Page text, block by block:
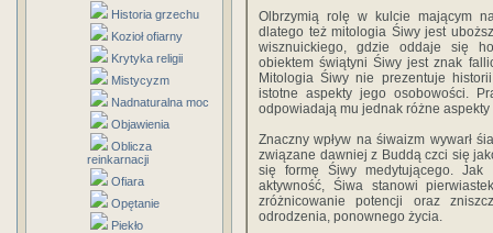
Historia grzechu
Kozioł ofiarny
Krytyka religii
Mistycyzm
Nadnaturalna moc
Objawienia
Oblicza
reinkarnacji
Ofiara
Opętanie
Piekło
Olbrzymią rolę w kulcie mającym
dlatego też mitologia Śiwy jest
wisznuickiego, gdzie oddaje się
obiektem świątyni Śiwy jest znak
Mitologia Śiwy nie prezentuje
istotne aspekty jego osobowości.
odpowiadają mu jednak różne
Znaczny wpływ na śiwaizm wywarł
związane dawniej z Buddą czci się
się formę Śiwy medytującego. Jak
aktywność, Śiwa stanowi
zróżnicowanie potencji oraz
odrodzenia, ponownego życia.